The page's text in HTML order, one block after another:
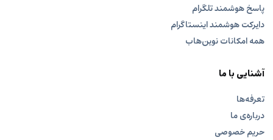
پاسخ هوشمند تلگرام
دایرکت هوشمند اینستاگرام
همه امکانات نوین‌هاب
آشنایی با ما
تعرفه‌ها
درباره‌ی ما
حریم خصوصی